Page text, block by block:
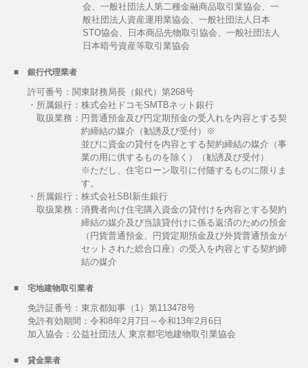
会、一般社団法人第二種金融商品取引業協会、一
般社団法人資産運用業協会、一般社団法人日本
STO協会、日本商品先物取引協会、一般社団法人
日本暗号資産等取引業協会
銀行代理業者
許可番号：関東財務局長（銀代）第268号
・所属銀行：株式会社ドコモSMTBネット銀行
取扱業務： 円普通預金及び円定期預金の受入れを内容とする契
約締結の媒介（勧誘及び受付）※
並びに資金の貸付を内容とする契約締結の媒介（事
業の用に供するものを除く）（勧誘及び受付）
※ただし、住宅ローン取引に付随するものに限りま
す。
・所属銀行：株式会社SBI新生銀行
取扱業務： 消費者向け住宅購入資金の貸付けを内容とする契約
締結の媒介及び当該貸付けに係る返済のための預金
（円貨普通預金、円貨定期預金及び外貨普通預金が
セットされた総合口座）の受入を内容とする契約締
結の媒介
宅地建物取引業者
免許証番号：東京都知事（1）第113478号
免許有効期間：令和8年2月7日～令和13年2月6日
加入協会：公益社団法人 東京都宅地建物取引業協会
貸金業者